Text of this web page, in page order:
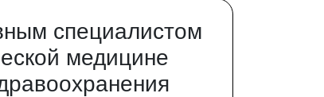
специалистом
медицине